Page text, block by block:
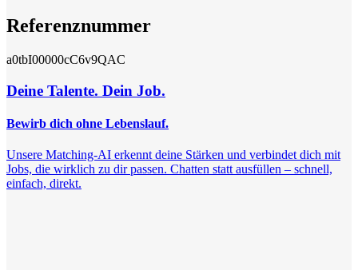
Referenznummer
a0tbI00000cC6v9QAC
Deine Talente. Dein Job.
Bewirb dich ohne Lebenslauf.
Unsere Matching-AI erkennt deine Stärken und verbindet dich mit
Jobs, die wirklich zu dir passen. Chatten statt ausfüllen – schnell,
einfach, direkt.